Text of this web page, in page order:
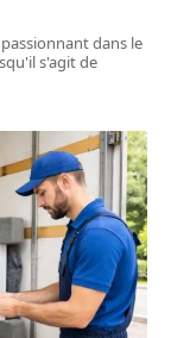
dans le
s'agit de